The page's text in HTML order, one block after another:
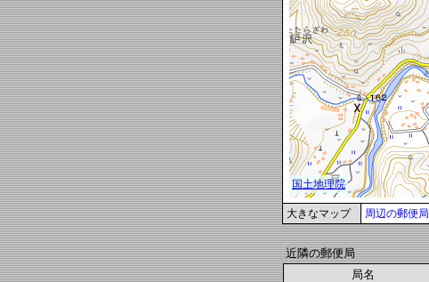
大きなマップ 周辺の郵便局
近隣の郵便局
局名